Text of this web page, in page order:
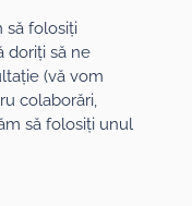
să folosiți
doriți să ne
(vă vom
colaborări,
să folosiți unul